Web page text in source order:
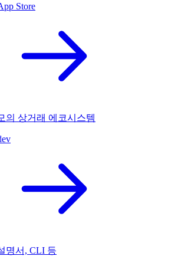
Store
의 상거래 에코시스템
명서, CLI 등